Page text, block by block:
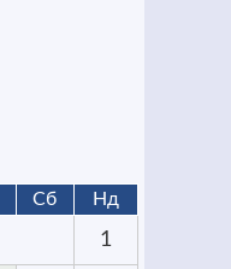
Сб Нд
1